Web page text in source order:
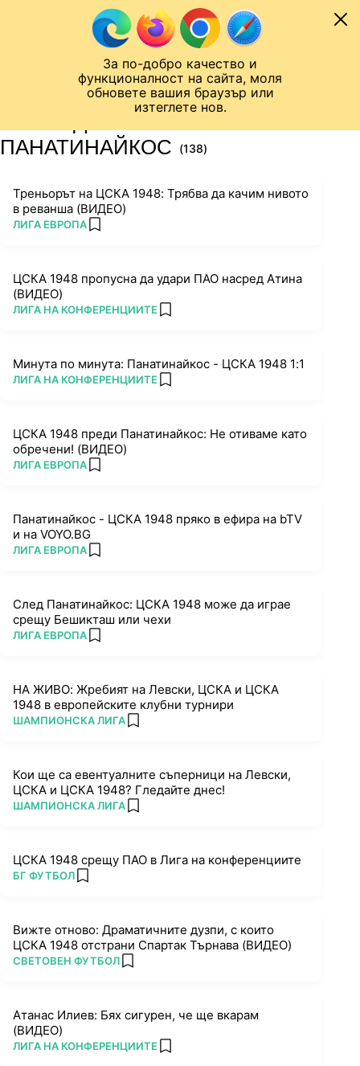
За по-добро качество и
функционалност на сайта, моля
обновете вашия браузър или
изтеглете нов.
Към съдържанието
Лига на Конференциите
ПАНАТИНАЙКОС
(138)
Треньорът на ЦСКА 1948: Трябва да качим нивото
в реванша (ВИДЕО)
ПОВЕЧЕ ОТ
ЛИГА ЕВРОПА add favorites
ЦСКА 1948 пропусна да удари ПАО насред Атина
(ВИДЕО)
ПОВЕЧЕ ОТ
ЛИГА НА КОНФЕРЕНЦИИТЕ add favorites
Минута по минута: Панатинайкос - ЦСКА 1948 1:1
ПОВЕЧЕ ОТ
ЛИГА НА КОНФЕРЕНЦИИТЕ add favorites
ЦСКА 1948 преди Панатинайкос: Не отиваме като
обречени! (ВИДЕО)
ПОВЕЧЕ ОТ
ЛИГА ЕВРОПА add favorites
Панатинайкос - ЦСКА 1948 пряко в ефира на bTV
и на VOYO.BG
ПОВЕЧЕ ОТ
ЛИГА ЕВРОПА add favorites
След Панатинайкос: ЦСКА 1948 може да играе
срещу Бешикташ или чехи
ПОВЕЧЕ ОТ
ЛИГА ЕВРОПА add favorites
НА ЖИВО: Жребият на Левски, ЦСКА и ЦСКА
1948 в европейските клубни турнири
ПОВЕЧЕ ОТ
ШАМПИОНСКА ЛИГА add favorites
Кои ще са евентуалните съперници на Левски,
ЦСКА и ЦСКА 1948? Гледайте днес!
ПОВЕЧЕ ОТ
ШАМПИОНСКА ЛИГА add favorites
ЦСКА 1948 срещу ПАО в Лига на конференциите
ПОВЕЧЕ ОТ
БГ ФУТБОЛ add favorites
Вижте отново: Драматичните дузпи, с които
ЦСКА 1948 отстрани Спартак Търнава (ВИДЕО)
ПОВЕЧЕ ОТ
СВЕТОВЕН ФУТБОЛ add favorites
Атанас Илиев: Бях сигурен, че ще вкарам
(ВИДЕО)
ПОВЕЧЕ ОТ
ЛИГА НА КОНФЕРЕНЦИИТЕ add favorites